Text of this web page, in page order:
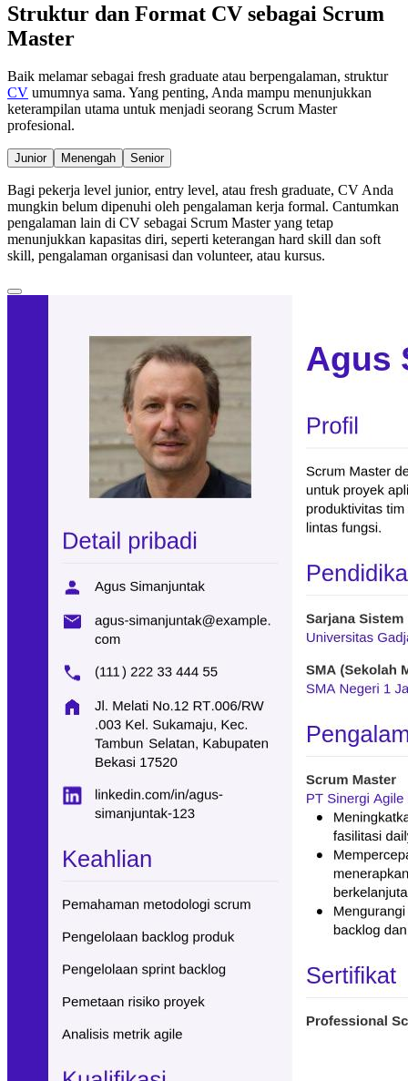
Struktur dan Format CV sebagai Scrum
Master
Baik melamar sebagai fresh graduate atau berpengalaman, struktur
CV umumnya sama. Yang penting, Anda mampu menunjukkan
keterampilan utama untuk menjadi seorang Scrum Master
profesional.
Junior Menengah Senior
Bagi pekerja level junior, entry level, atau fresh graduate, CV Anda
mungkin belum dipenuhi oleh pengalaman kerja formal. Cantumkan
pengalaman lain di CV sebagai Scrum Master yang tetap
menunjukkan kapasitas diri, seperti keterangan hard skill dan soft
skill, pengalaman organisasi dan volunteer, atau kursus.